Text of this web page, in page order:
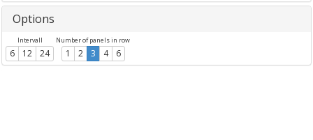
Options
Intervall
6 12 24
Number of panels in row
1 2 3 4 6